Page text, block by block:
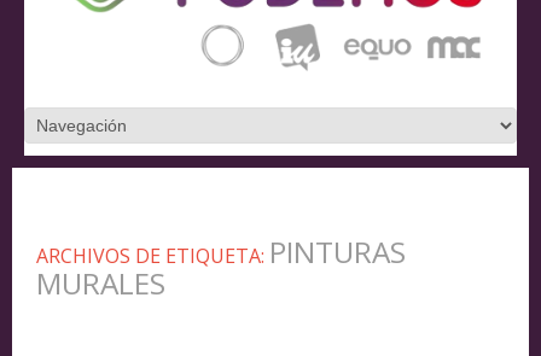
ARCHIVOS DE ETIQUETA: PINTURAS
MURALES